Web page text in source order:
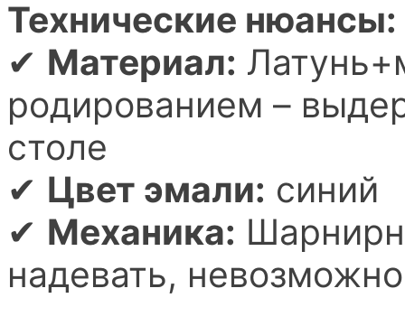
Технические нюансы:
✔ Материал:
родированием –
столе
✔ Цвет эмали: синий
✔ Механика:
надевать,